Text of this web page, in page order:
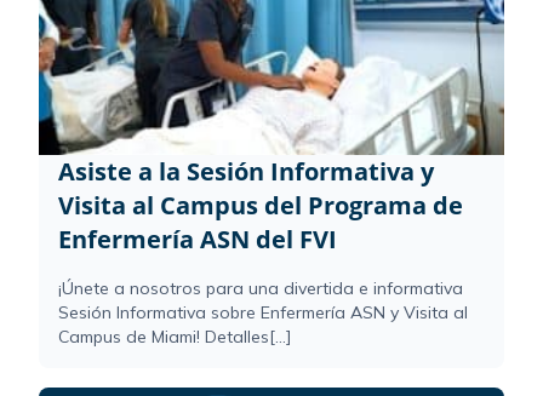
Asiste a la Sesión Informativa y
Visita al Campus del Programa de
Enfermería ASN del FVI
¡Únete a nosotros para una divertida e informativa
Sesión Informativa sobre Enfermería ASN y Visita al
Campus de Miami! Detalles[...]